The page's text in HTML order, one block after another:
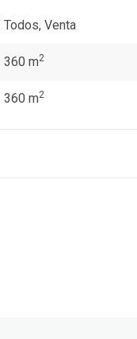
Todos,Venta
360 m2
360 m2